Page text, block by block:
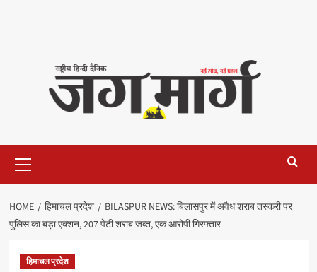
Menu
HOME हिमाचल प्रदेश
BILASPUR NEWS: बिलासपुर में अवैध शराब तस्करी पर
पुलिस का बड़ा एक्शन, 207 पेटी शराब जब्त, एक आरोपी गिरफ्तार
हिमाचल प्रदेश